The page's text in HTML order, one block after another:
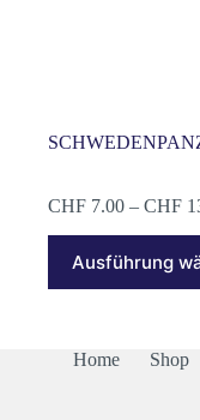
CHF 7.00 – CHF
Ausführung
Produkt
weist
auf.Home Shop